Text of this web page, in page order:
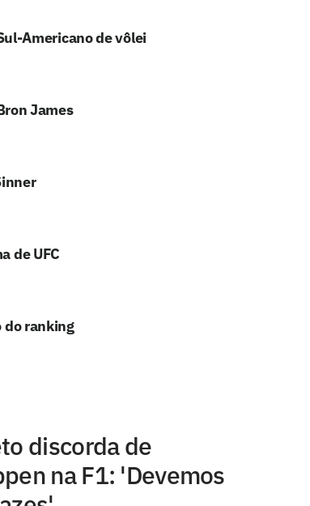
Americano de vôlei
James
de UFC
do ranking
discorda de
na F1: 'Devemos